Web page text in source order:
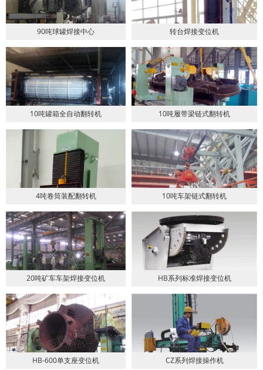
90吨球罐焊接中心 转台焊接变位机
10吨罐箱全自动翻转机 10吨履带梁链式翻转机
4吨卷筒装配翻转机 10吨车架链式翻转机
20吨矿车车架焊接变位机 HB系列标准焊接变位机
HB-600单支座变位机 CZ系列焊接操作机